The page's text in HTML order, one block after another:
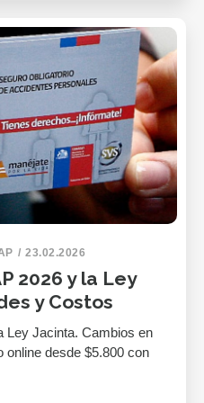
23.02.2026
2026 y la Ley
y Costos
Ley Jacinta. Cambios en
online desde $5.800 con